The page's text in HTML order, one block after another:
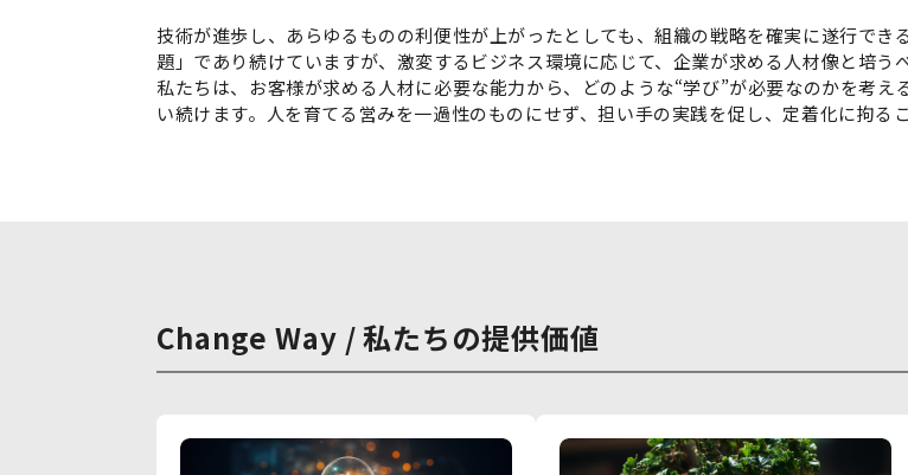
技術が進歩し、あらゆるものの利便性が上がったとしても、組織の戦略を確実に遂行で
題」であり続けていますが、激変するビジネス環境に応じて、企業が求める人材像と培う
私たちは、お客様が求める人材に必要な能力から、どのような“学び”が必要なのかを考
い続けます。人を育てる営みを一過性のものにせず、担い手の実践を促し、定着化に拘る
Change Way / 私たちの提供価値